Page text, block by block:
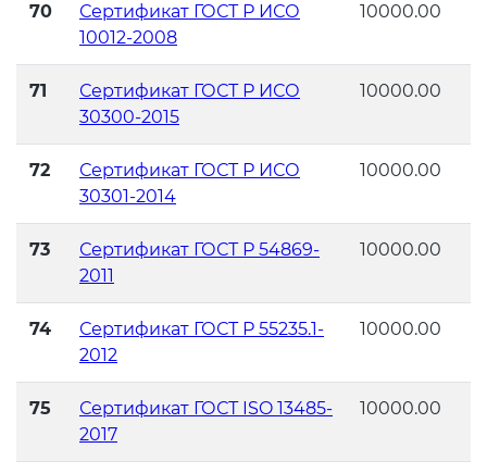
70
Сертификат ГОСТ Р ИСО
10012-2008
10000.00
71
Сертификат ГОСТ Р ИСО
30300-2015
10000.00
72
Сертификат ГОСТ Р ИСО
30301-2014
10000.00
73
Сертификат ГОСТ Р 54869-
2011
10000.00
74
Сертификат ГОСТ Р 55235.1-
2012
10000.00
75
Сертификат ГОСТ ISO 13485-
2017
10000.00